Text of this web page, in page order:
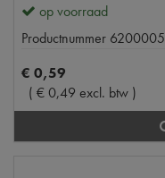
op voorraad
Productnummer 6200005
€ 0,59
( €0,49 excl. btw )